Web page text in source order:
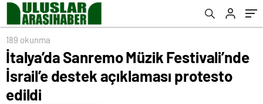
189 okunma
İtalya’da Sanremo Müzik Festivali’nde
İsrail’e destek açıklaması protesto
edildi